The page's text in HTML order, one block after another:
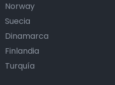
Norway
Suecia
Dinamarca
Finlandia
Turquía